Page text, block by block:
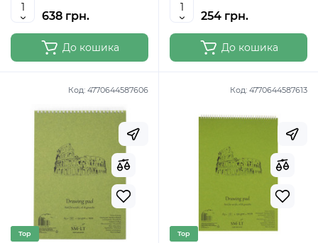
638 грн.
До кошика
254 грн.
До кошика
Код: 4770644587606
Top
Код: 4770644587613
Top